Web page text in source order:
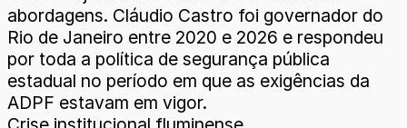
abordagens. Cláudio Castro foi governador do
Rio de Janeiro entre 2020 e 2026 e respondeu
por toda a política de segurança pública
estadual no período em que as exigências da
ADPF estavam em vigor.